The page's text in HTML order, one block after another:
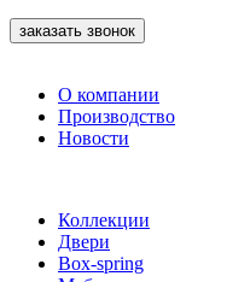
заказать звонок
О компании
Производство
Новости
Коллекции
Двери
Box-spring